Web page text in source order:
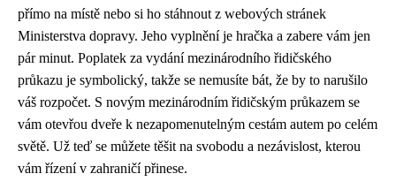
přímo na místě nebo si ho stáhnout z webových stránek
Ministerstva dopravy. Jeho vyplnění je hračka a zabere vám jen
pár minut. Poplatek za vydání mezinárodního řidičského
průkazu je symbolický, takže se nemusíte bát, že by to narušilo
váš rozpočet. S novým mezinárodním řidičským průkazem se
vám otevřou dveře k nezapomenutelným cestám autem po celém
světě. Už teď se můžete těšit na svobodu a nezávislost, kterou
vám řízení v zahraničí přinese.